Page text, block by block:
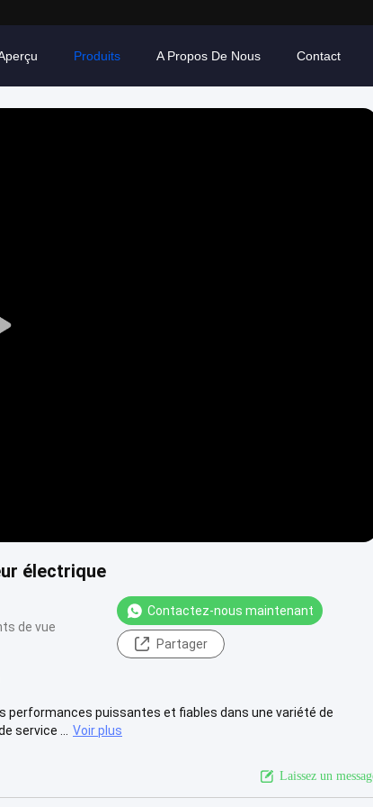
Produits A Propos De Nous Contact
électrique
de vue
Contactez-nous maintenant
Partager
performances puissantes et fiables dans une variété de
service ...
Voir plus
Laissez un